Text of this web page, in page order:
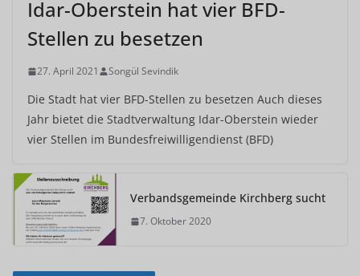
Idar-Oberstein hat vier BFD-
Stellen zu besetzen
27. April 2021 Songül Sevindik
Die Stadt hat vier BFD-Stellen zu besetzen Auch dieses
Jahr bietet die Stadtverwaltung Idar-Oberstein wieder
vier Stellen im Bundesfreiwilligendienst (BFD)
Verbandsgemeinde Kirchberg sucht
7. Oktober 2020